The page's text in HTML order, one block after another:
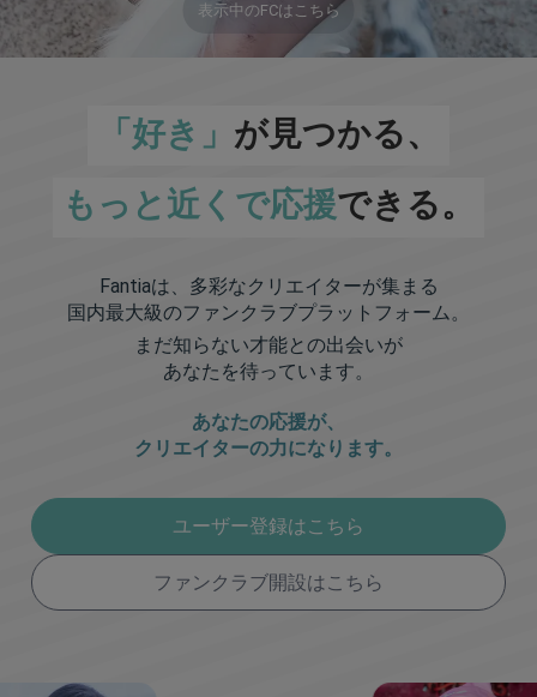
表示中のFCはこちら
「好き」 が見つかる、
もっと近くで応援できる。
Fantiaは、多彩なクリエイターが集まる
国内最大級のファンクラブプラットフォーム。
まだ知らない才能との出会いが
あなたを待っています。
あなたの応援が、
クリエイターの力になります。
ユーザー登録はこちら
ファンクラブ開設はこちら